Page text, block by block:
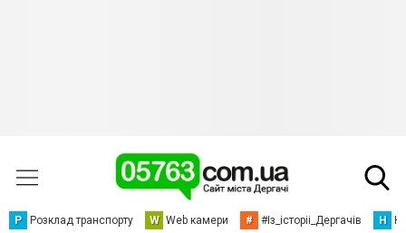
Р Розклад транспорту W Web камери # #Із_історіі_Дергачів Н